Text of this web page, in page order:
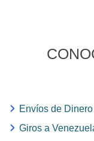
Envíos de
Giros a